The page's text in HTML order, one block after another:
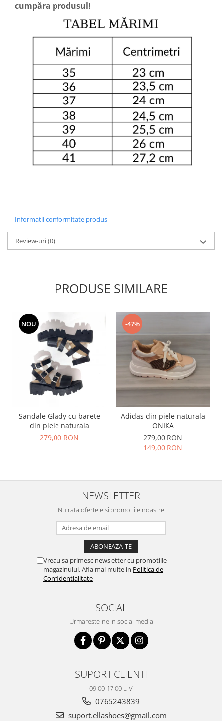
cumpăra produsul!
Informatii conformitate produs
Review-uri(0)
PRODUSE SIMILARE
NOU
Sandale Glady cu barete
din piele naturala
279,00 RON
-47%
Adidas din piele naturala
ONIKA
279,00 RON
149,00 RON
NEWSLETTER
Nu rata ofertele si promotiile noastre
Vreau sa primesc newsletter cu promotiile
magazinului. Afla mai multe in Politica de
Confidentialitate
SOCIAL
Urmareste-ne in social media
SUPORT CLIENTI
09:00-17:00 L-V
0765243839
suport.ellashoes@gmail.com